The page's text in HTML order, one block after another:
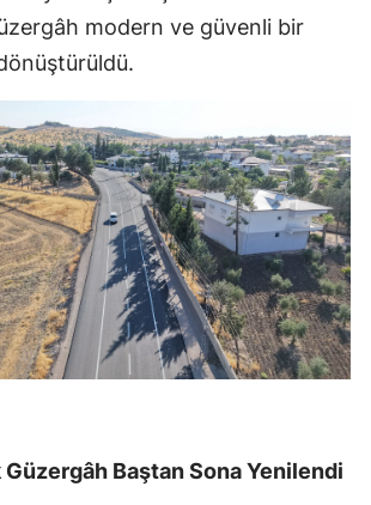
modern ve güvenli bir
Baştan Sona Yenilendi